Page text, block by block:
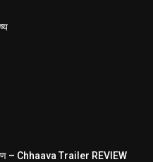
– Chhaava Trailer REVIEW